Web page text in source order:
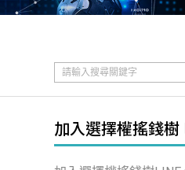
加入選擇權搖錢